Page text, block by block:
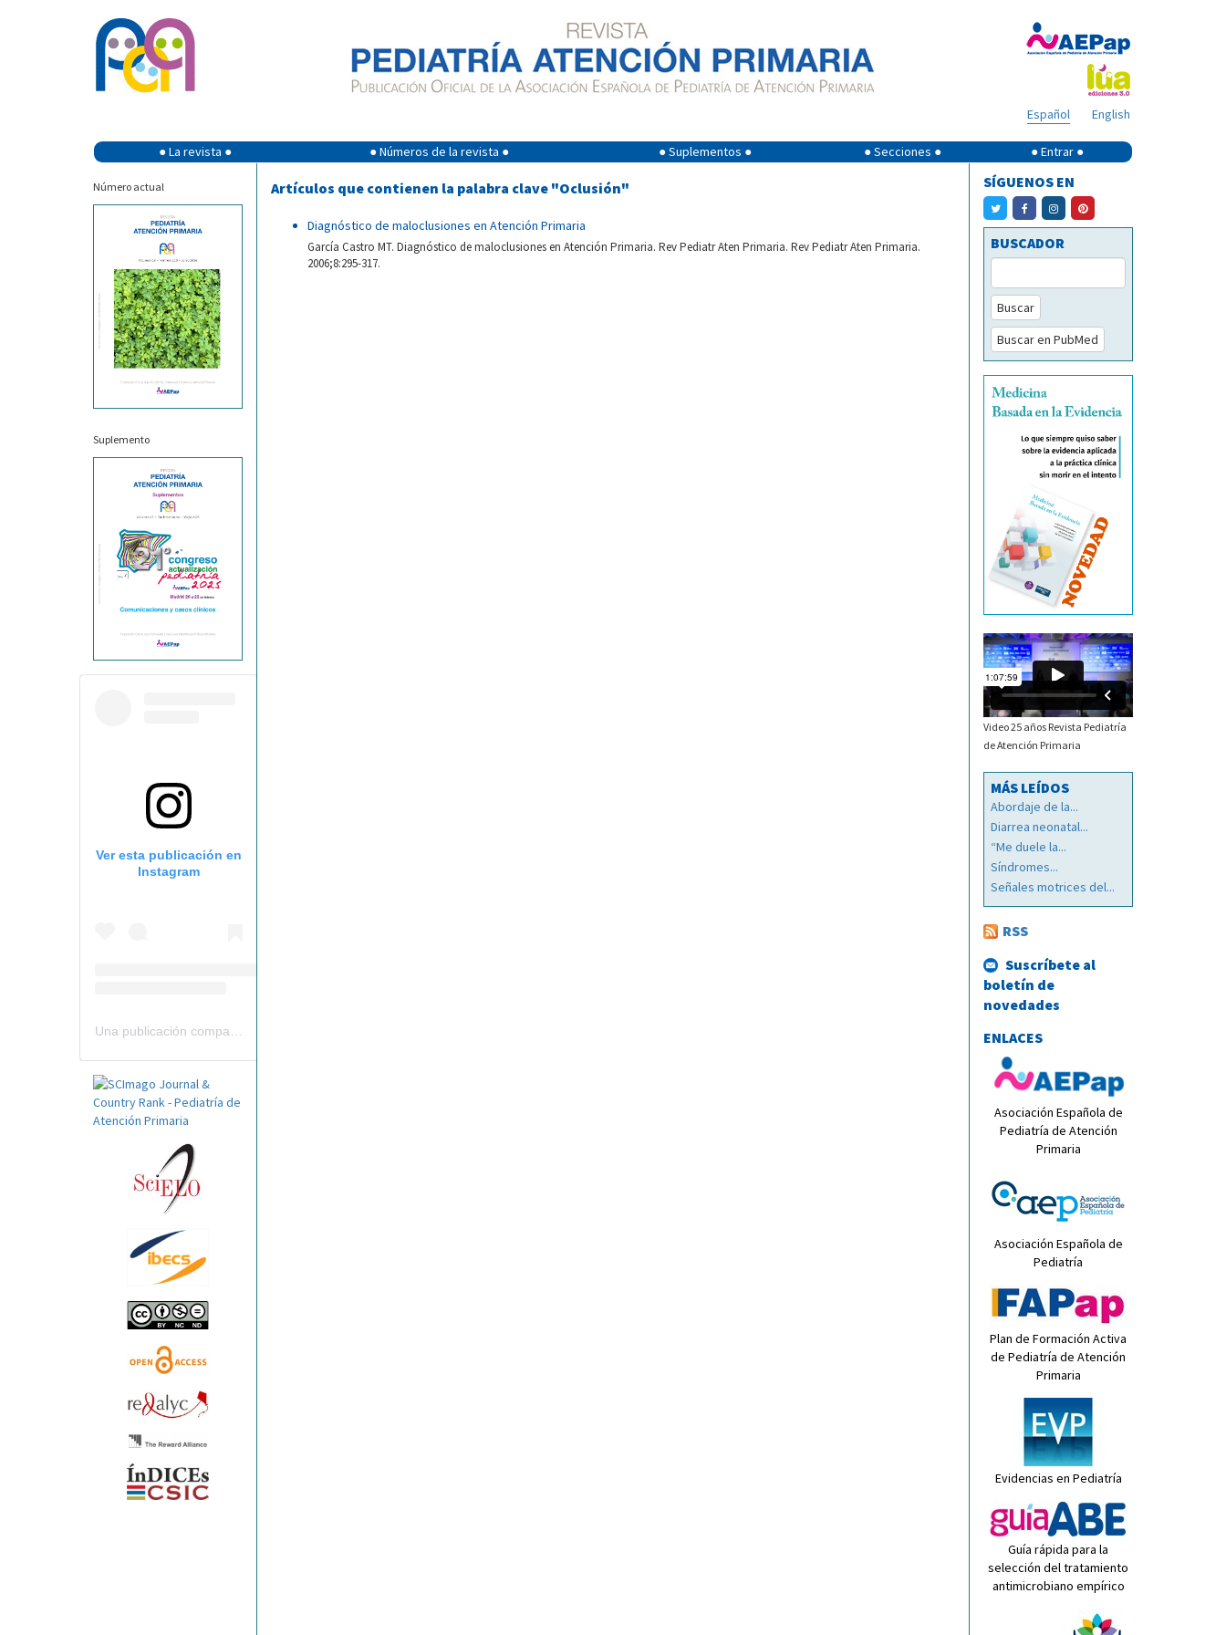
English
Español
● La revista ● ● Números de la revista ● ● Suplementos ● ● Secciones ● ● Entrar ●
Número actual
Suplemento
Ver esta publicación en
Instagram
Artículos que contienen la palabra clave "Oclusión"
Diagnóstico de maloclusiones en Atención Primaria
García Castro MT. Diagnóstico de maloclusiones en Atención Primaria. Rev Pediatr Aten Primaria. Rev Pediatr Aten Primaria.
2006;8:295-317.
SÍGUENOS EN
BUSCADOR
Buscar
Buscar en PubMed
Video 25 años Revista Pediatría
de Atención Primaria
MÁS LEÍDOS
Abordaje de la...
Diarrea neonatal...
“Me duele la...
Síndromes...
Señales motrices del...
RSS
Suscríbete al
boletín de
novedades
ENLACES
Asociación Española de
Pediatría de Atención
Primaria
Asociación Española de
Pediatría
Plan de Formación Activa
de Pediatría de Atención
Primaria
Evidencias en Pediatría
Guía rápida para la
selección del tratamiento
antimicrobiano empírico